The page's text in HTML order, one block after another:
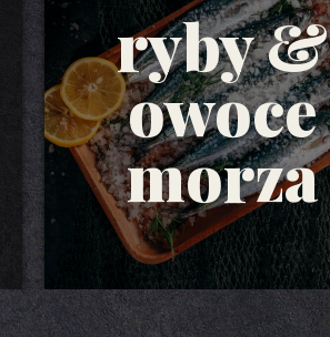
ryby &
owoce
morza